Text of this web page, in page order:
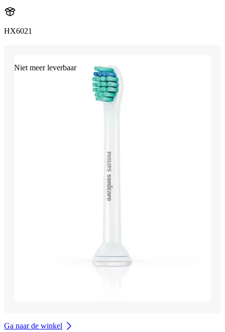
HX6021
Niet meer leverbaar
Ga naar de winkel